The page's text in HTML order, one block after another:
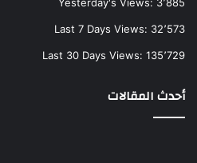
Last 7 Days Views: 32٬573
Last 30 Days Views: 135٬729
أحدث المقالات